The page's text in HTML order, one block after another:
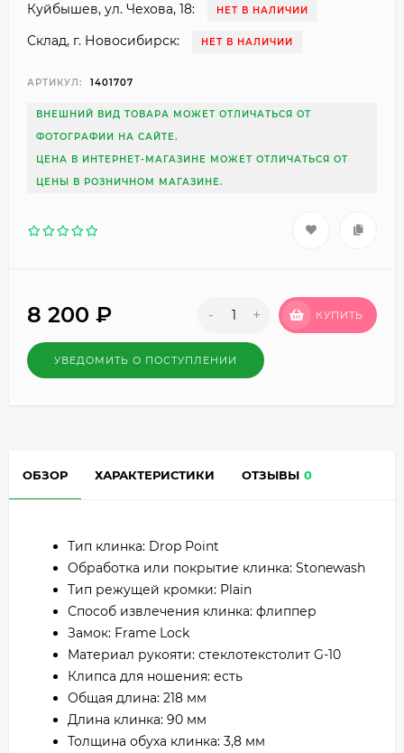
Куйбышев, ул. Чехова, 18: НЕТ В НАЛИЧИИ
Склад, г. Новосибирск: НЕТ В НАЛИЧИИ
АРТИКУЛ: 1401707
ВНЕШНИЙ ВИД ТОВАРА МОЖЕТ ОТЛИЧАТЬСЯ ОТ
ФОТОГРАФИИ НА САЙТЕ.
ЦЕНА В ИНТЕРНЕТ-МАГАЗИНЕ МОЖЕТ ОТЛИЧАТЬСЯ ОТ
ЦЕНЫ В РОЗНИЧНОМ МАГАЗИНЕ.
8 200 ₽ - + КУПИТЬ
УВЕДОМИТЬ О ПОСТУПЛЕНИИ
ОБЗОР ХАРАКТЕРИСТИКИ ОТЗЫВЫ 0
Тип клинка: Drop Point
Обработка или покрытие клинка: Stonewash
Тип режущей кромки: Plain
Способ извлечения клинка: флиппер
Замок: Frame Lock
Материал рукояти: стеклотекстолит G-10
Клипса для ношения: есть
Общая длина: 218 мм
Длина клинка: 90 мм
Толщина обуха клинка: 3,8 мм